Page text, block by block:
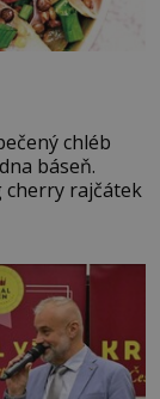
chléb
báseň.